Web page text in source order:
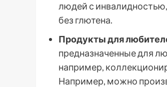
людей с
без глютена.
Продукты для
предназначенные для
например,
Например, можно